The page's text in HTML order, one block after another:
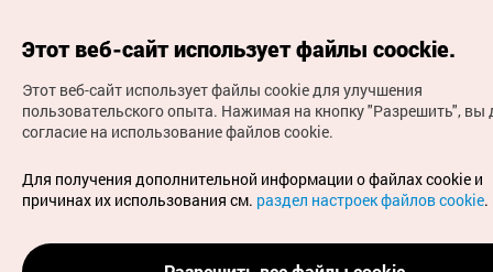
(с) Национальная организация туризма Кореи Все
права защищены
Для извещения об ошибках и проблемах, связанных с
работой веб-сайта, направляйте ваши запросы на
официальный адрес электронной почты
russian@knto.or.kr
Этот веб-сайт использует файлы coockie.
Этот веб-сайт использует файлы cookie для улучшения
пользовательского опыта. Нажимая на кнопку "Разрешить", вы
согласие на использование файлов cookie.
Для получения дополнительной информации о файлах cookie и
причинах их использования см. раздел настроек файлов cookie.